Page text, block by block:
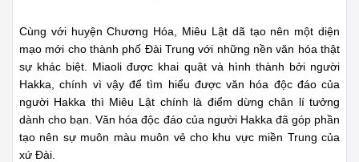
Cùng với huyện Chương Hóa, Miêu Lật dã tạo nên một diện
mạo mới cho thành phố Đài Trung với những nền văn hóa thật
sự khác biệt. Miaoli được khai quật và hình thành bởi người
Hakka, chính vì vậy để tìm hiểu được văn hóa độc đáo của
người Hakka thì Miêu Lật chính là điểm dừng chân lí tưởng
dành cho bạn. Văn hóa độc đáo của người Hakka đã góp phần
tạo nên sự muôn màu muôn vẻ cho khu vực miền Trung của
xứ Đài.